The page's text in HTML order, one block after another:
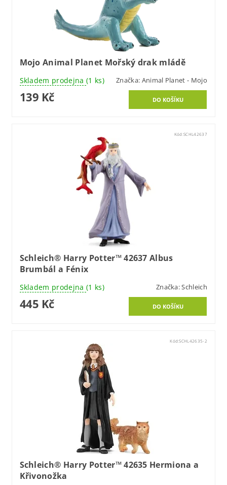
Mojo Animal Planet Mořský drak mládě
Skladem prodejna (1 ks) Značka: Animal Planet - Mojo
139 Kč
Kód:SCHL42637
Schleich® Harry Potter™ 42637 Albus
Brumbál a Fénix
Skladem prodejna (1 ks) Značka:Schleich
445 Kč
Kód:SCHL42635-2
Schleich® Harry Potter™ 42635 Hermiona a
Křivonožka